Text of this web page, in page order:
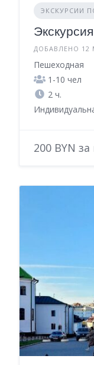
ЭКСКУРСИИ
ДОБАВЛЕНО 12
Пешеходная
1-10 чел
2 ч.
200 BYN